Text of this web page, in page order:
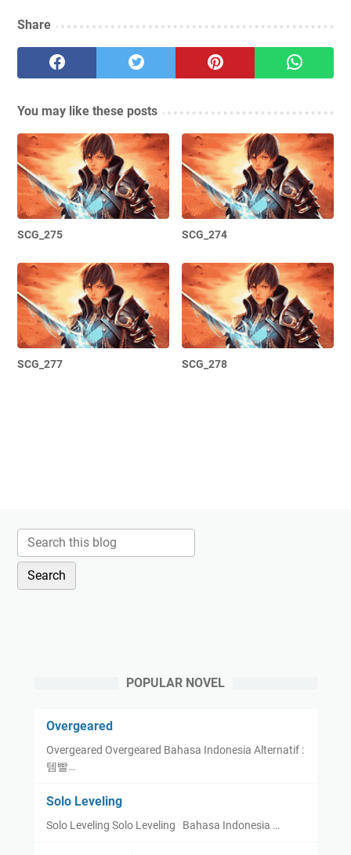
Share
You may like these posts
SCG_275 SCG_274
SCG_277 SCG_278
POPULAR NOVEL
Overgeared
Overgeared Overgeared Bahasa Indonesia Alternatif :
템빨…
Solo Leveling
Solo Leveling Solo Leveling Bahasa Indonesia …